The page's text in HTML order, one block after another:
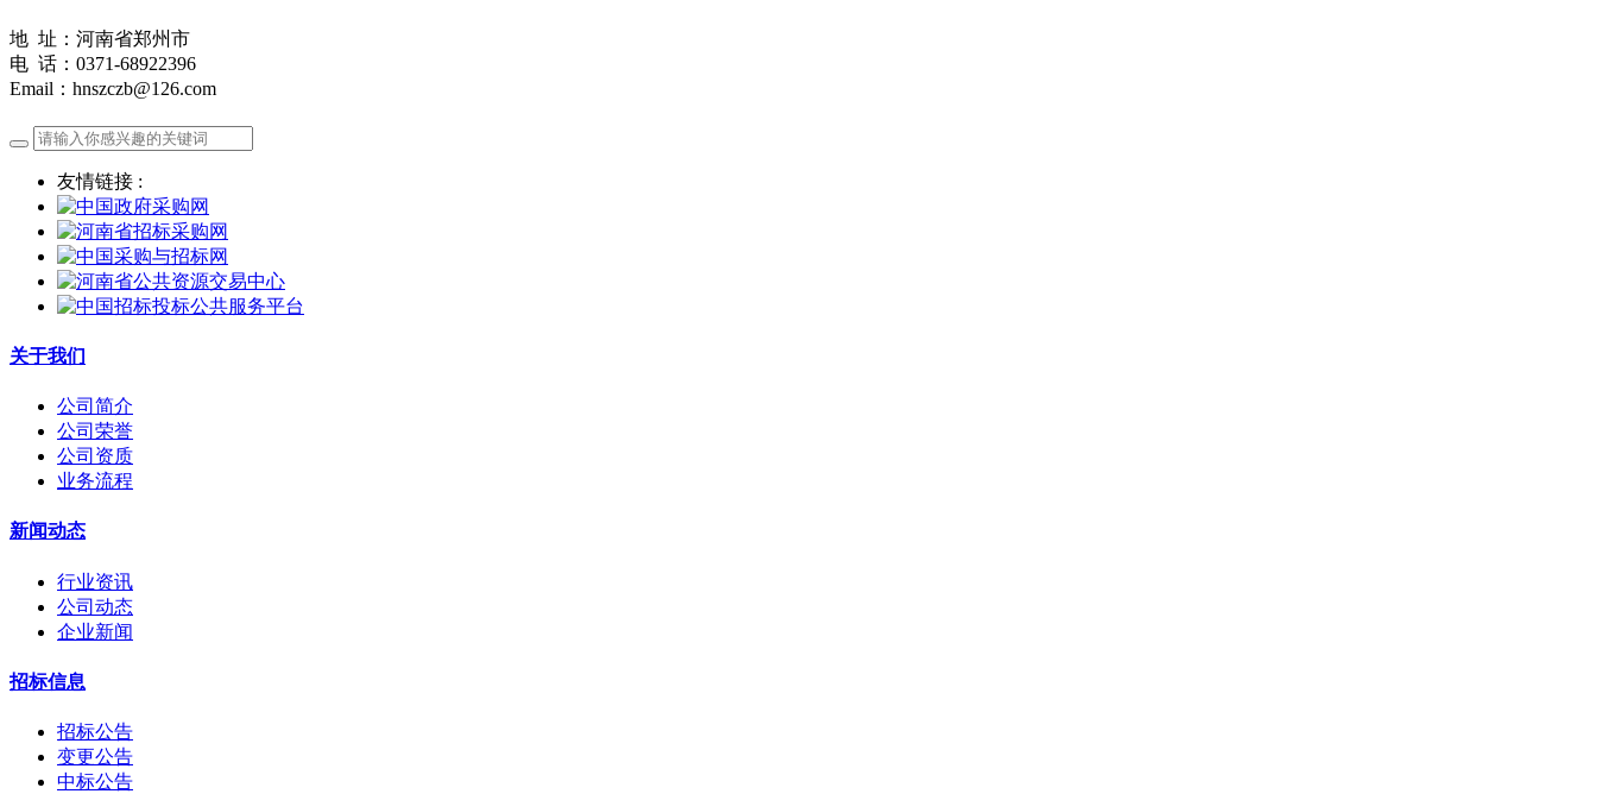
地 址：河南省郑州市
电 话：0371-68922396
Email：hnszczb@126.com
友情链接 :
关于我们
公司简介
公司荣誉
公司资质
业务流程
新闻动态
行业资讯
公司动态
企业新闻
招标信息
招标公告
变更公告
中标公告